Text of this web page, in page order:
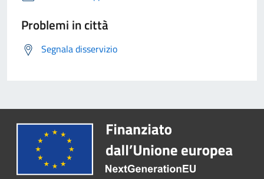
Problemi in città
Segnala disservizio